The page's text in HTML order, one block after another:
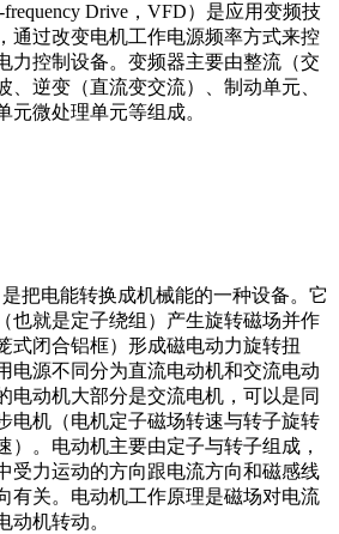
frequency Drive，VFD）是应用变频技
通过改变电机工作电源频率方式来控
力控制设备。变频器主要由整流（交
、逆变（直流变交流）、制动单元、
元微处理单元等组成。
把电能转换成机械能的一种设备。它
也就是定子绕组）产生旋转磁场并作
式闭合铝框）形成磁电动力旋转扭
电源不同分为直流电动机和交流电动
电动机大部分是交流电机，可以是同
电机（电机定子磁场转速与转子旋转
）。电动机主要由定子与转子组成，
受力运动的方向跟电流方向和磁感线
有关。电动机工作原理是磁场对电流
动机转动。